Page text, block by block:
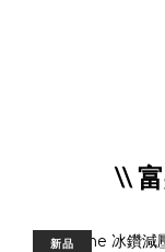
\\
新品